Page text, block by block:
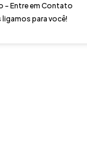
- Entre em Contato
ligamos para você!